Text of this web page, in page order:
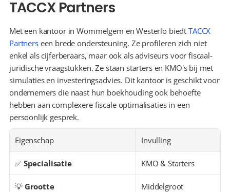
TACCX Partners
Met een kantoor in Wommelgem en Westerlo biedt TACCX
Partners een brede ondersteuning. Ze profileren zich niet
enkel als cijferberaars, maar ook als adviseurs voor fiscaal-
juridische vraagstukken. Ze staan starters en KMO's bij met
simulaties en investeringsadvies. Dit kantoor is geschikt voor
ondernemers die naast hun boekhouding ook behoefte
hebben aan complexere fiscale optimalisaties in een
persoonlijk gesprek.
Eigenschap Invulling
✅ Specialisatie KMO & Starters
💡 Grootte Middelgroot